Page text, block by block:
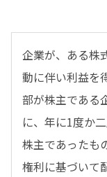
企業が、ある株
動に伴い利益を
部が株主である
に、年に1度か
株主であったも
権利に基づいて